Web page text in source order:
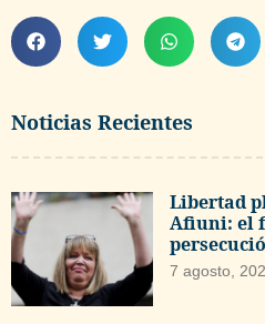
Noticias Recientes
Libertad
Afiuni: el
7 agosto,